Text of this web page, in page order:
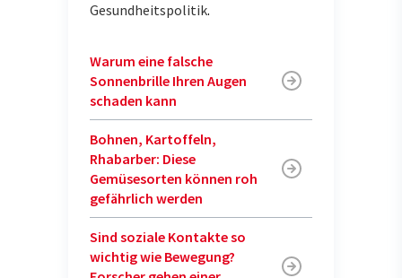
Gesundheitspolitik.
Warum eine falsche
Sonnenbrille Ihren Augen
schaden kann
Bohnen, Kartoffeln,
Rhabarber: Diese
Gemüsesorten können roh
gefährlich werden
Sind soziale Kontakte so
wichtig wie Bewegung?